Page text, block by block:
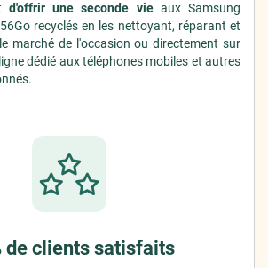
d'offrir une seconde vieaux Samsung
recyclés en les nettoyant, réparant et
marché de l'occasion ou directement sur
dédié aux téléphones mobiles et autres
de clients satisfaits